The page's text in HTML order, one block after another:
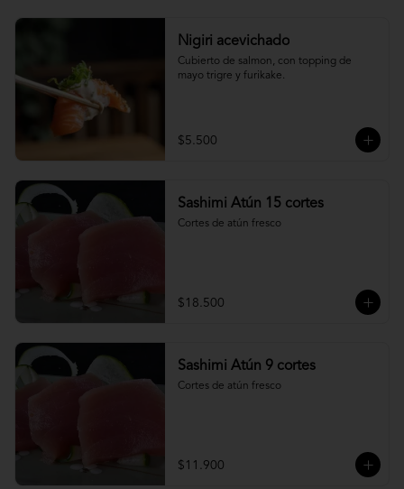
Nigiri acevichado
Cubierto de salmon, con topping de
mayo trigre y furikake.
$5.500
Sashimi Atún 15 cortes
Cortes de atún fresco
$18.500
Sashimi Atún 9 cortes
Cortes de atún fresco
$11.900